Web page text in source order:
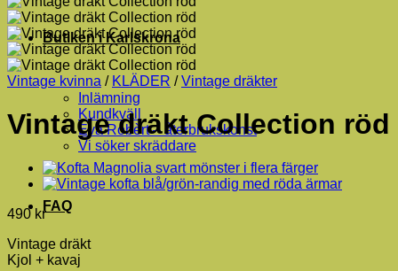
Butiken i Karlskrona
Inlämning
Kundkväll
Eva Robèrt – återbrukskonst
Vi söker skräddare
FAQ
Vintage kvinna / KLÄDER / Vintage dräkter
Vintage dräkt Collection röd
490 kr
Vintage dräkt
Kjol + kavaj